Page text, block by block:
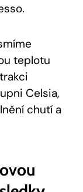
teplotu
Celsia,
chutí a